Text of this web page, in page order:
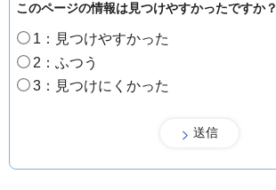
このページの情報は見つけやすかったですか？
1：見つけやすかった
2：ふつう
3：見つけにくかった